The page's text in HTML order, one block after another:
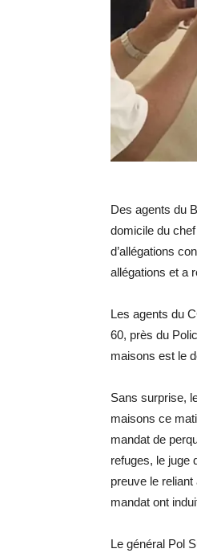
Des agents du
domicile du
d’allégations
allégations et a
Les agents du
60, près du
maisons est le
Sans surprise,
maisons ce
mandat de
refuges, le juge
preuve le
mandat ont
Le général Pol